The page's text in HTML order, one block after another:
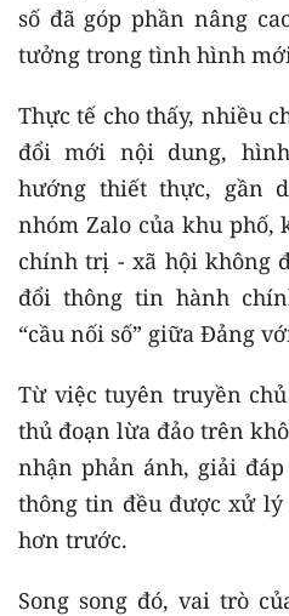
số đã góp phần nâng
tưởng trong tình hình
Thực tế cho thấy, nhiều
đổi mới nội dung,
hướng thiết thực, gần
nhóm Zalo của khu phố,
chính trị - xã hội không
đổi thông tin hành
“cầu nối số” giữa Đảng
Từ việc tuyên truyền
thủ đoạn lừa đảo trên
nhận phản ánh, giải
thông tin đều được xử
hơn trước.
Song song đó, vai trò